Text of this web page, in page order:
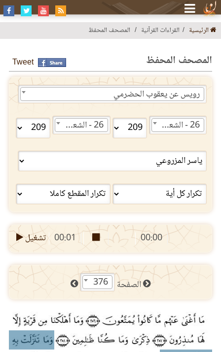
الرئيسية القراءات القرآنية المصحف المحفظ
المصحف المحفظ Tweet
رويس عن يعقوب الحضرمي
26 - الشعراء 26 - الشعراء
00:00
00:01 تشغيل
الصفحة 376